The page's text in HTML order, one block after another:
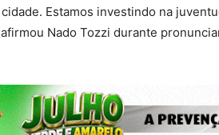
Estamos investindo na
Nado Tozzi durante